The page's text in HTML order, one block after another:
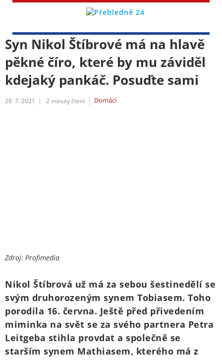
Syn Nikol Štíbrové má na hlavě
pěkné číro, které by mu záviděl
kdejaký pankáč. Posuďte sami
28. 7. 2021 2 minuty čtení Domácí
Zdroj: Profimedia
Nikol Štíbrová už má za sebou šestinedělí se
svým druhorozeným synem Tobiasem. Toho
porodila 16. června. Ještě před přivedením
miminka na svět se za svého partnera Petra
Leitgeba stihla provdat a společně se
starším synem Mathiasem, kterého má z